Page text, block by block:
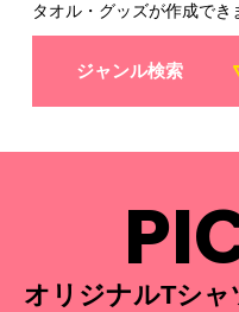
タオル・グッズが作成でき
ジャンル検索
オリジナルTシ